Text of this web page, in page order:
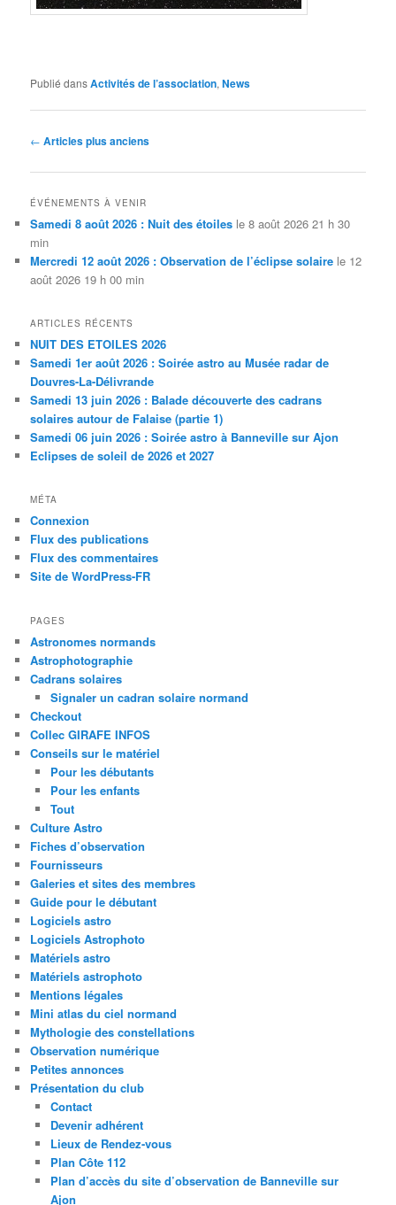
Publié dansActivités de l’association,News
Navigation
articles
← Articles plus anciens
ÉVÉNEMENTS À VENIR
Samedi 8 août 2026 : Nuit des étoiles le 8 août 2026 21 h 30
min
Mercredi 12 août 2026 : Observation de l’éclipse solaire le 12
août 2026 19 h 00 min
ARTICLES RÉCENTS
NUIT DES ETOILES 2026
Samedi 1er août 2026 : Soirée astro au Musée radar de
Douvres-La-Délivrande
Samedi 13 juin 2026 : Balade découverte des cadrans
solaires autour de Falaise (partie 1)
Samedi 06 juin 2026 : Soirée astro à Banneville sur Ajon
Eclipses de soleil de 2026 et 2027
MÉTA
Connexion
Flux des publications
Flux des commentaires
Site de WordPress-FR
PAGES
Astronomes normands
Astrophotographie
Cadrans solaires
Signaler un cadran solaire normand
Checkout
Collec GIRAFE INFOS
Conseils sur le matériel
Pour les débutants
Pour les enfants
Tout
Culture Astro
Fiches d’observation
Fournisseurs
Galeries et sites des membres
Guide pour le débutant
Logiciels astro
Logiciels Astrophoto
Matériels astro
Matériels astrophoto
Mentions légales
Mini atlas du ciel normand
Mythologie des constellations
Observation numérique
Petites annonces
Présentation du club
Contact
Devenir adhérent
Lieux de Rendez-vous
Plan Côte 112
Plan d’accès du site d’observation de Banneville sur
Ajon